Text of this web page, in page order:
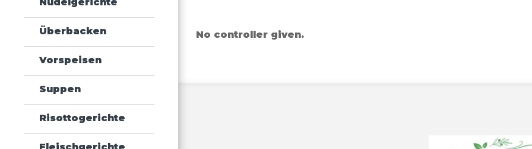
Nudelgerichte
Überbacken
Vorspeisen
Suppen
Risottogerichte
No controller given.